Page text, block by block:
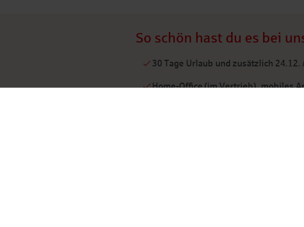
So schön hast du es bei
30 Tage Urlaub und zusätzlich
Home-Office (im Vertrieb), mobiles